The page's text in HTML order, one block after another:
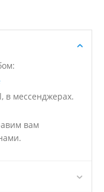
в мессенджерах.
вам